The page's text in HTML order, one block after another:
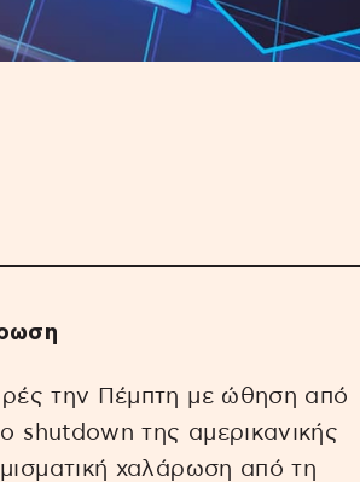
την Πέμπτη με ώθηση από
shutdown της αμερικανικής
χαλάρωση από τη